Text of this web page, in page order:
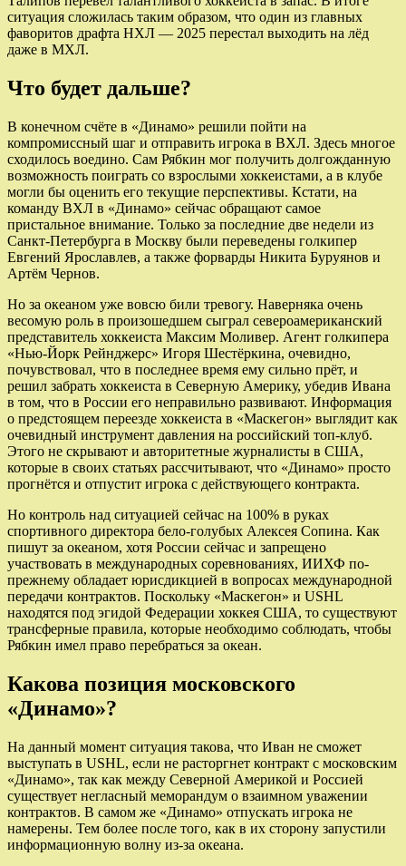
ситуация сложилась таким образом, что один из главных
фаворитов драфта НХЛ — 2025 перестал выходить на лёд
даже в МХЛ.
Что будет дальше?
В конечном счёте в «Динамо» решили пойти на
компромиссный шаг и отправить игрока в ВХЛ. Здесь многое
сходилось воедино. Сам Рябкин мог получить долгожданную
возможность поиграть со взрослыми хоккеистами, а в клубе
могли бы оценить его текущие перспективы. Кстати, на
команду ВХЛ в «Динамо» сейчас обращают самое
пристальное внимание. Только за последние две недели из
Санкт-Петербурга в Москву были переведены голкипер
Евгений Ярославлев, а также форварды Никита Буруянов и
Артём Чернов.
Но за океаном уже вовсю били тревогу. Наверняка очень
весомую роль в произошедшем сыграл североамериканский
представитель хоккеиста Максим Моливер. Агент голкипера
«Нью-Йорк Рейнджерс» Игоря Шестёркина, очевидно,
почувствовал, что в последнее время ему сильно прёт, и
решил забрать хоккеиста в Северную Америку, убедив Ивана
в том, что в России его неправильно развивают. Информация
о предстоящем переезде хоккеиста в «Маскегон» выглядит как
очевидный инструмент давления на российский топ-клуб.
Этого не скрывают и авторитетные журналисты в США,
которые в своих статьях рассчитывают, что «Динамо» просто
прогнётся и отпустит игрока с действующего контракта.
Но контроль над ситуацией сейчас на 100% в руках
спортивного директора бело-голубых Алексея Сопина. Как
пишут за океаном, хотя России сейчас и запрещено
участвовать в международных соревнованиях, ИИХФ по-
прежнему обладает юрисдикцией в вопросах международной
передачи контрактов. Поскольку «Маскегон» и USHL
находятся под эгидой Федерации хоккея США, то существуют
трансферные правила, которые необходимо соблюдать, чтобы
Рябкин имел право перебраться за океан.
Какова позиция московского
«Динамо»?
На данный момент ситуация такова, что Иван не сможет
выступать в USHL, если не расторгнет контракт с московским
«Динамо», так как между Северной Америкой и Россией
существует негласный меморандум о взаимном уважении
контрактов. В самом же «Динамо» отпускать игрока не
намерены. Тем более после того, как в их сторону запустили
информационную волну из-за океана.